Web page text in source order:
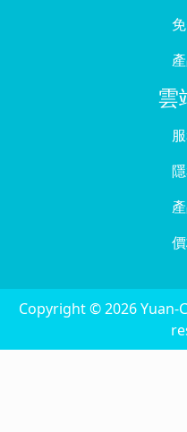
雲
Copyright © 2026 Yuan-